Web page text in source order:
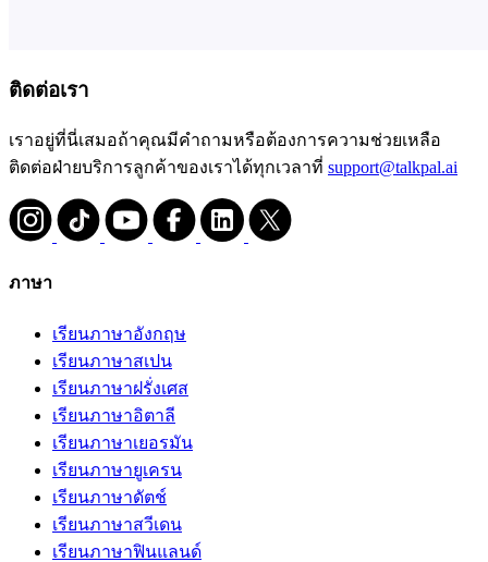
ติดต่อเรา
เราอยู่ที่นี่เสมอถ้าคุณมีคำถามหรือต้องการความช่วยเหลือ
ติดต่อฝ่ายบริการลูกค้าของเราได้ทุกเวลาที่ support@talkpal.ai
ภาษา
เรียนภาษาอังกฤษ
เรียนภาษาสเปน
เรียนภาษาฝรั่งเศส
เรียนภาษาอิตาลี
เรียนภาษาเยอรมัน
เรียนภาษายูเครน
เรียนภาษาดัตช์
เรียนภาษาสวีเดน
เรียนภาษาฟินแลนด์